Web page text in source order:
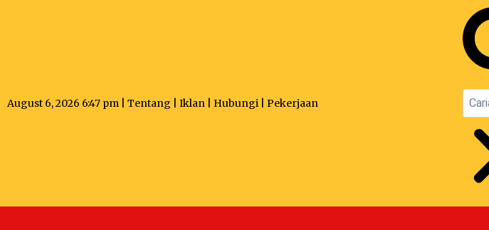
August 6, 2026 6:47 pm | Tentang Iklan Hubungi Pekerjaan